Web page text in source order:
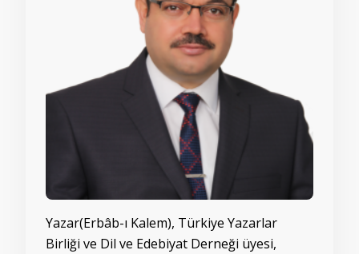
Yazar(Erbâb-ı Kalem), Türkiye Yazarlar
Birliği ve Dil ve Edebiyat Derneği üyesi,